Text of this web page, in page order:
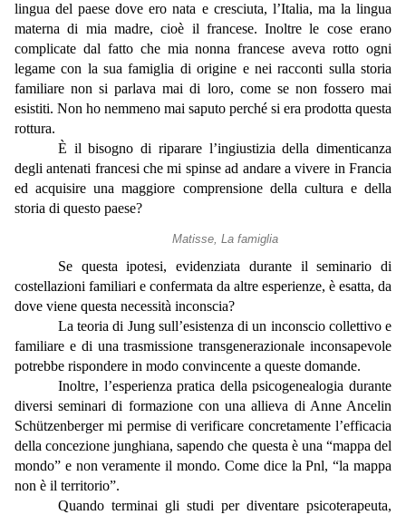
lingua del paese dove ero nata e cresciuta, l’Italia, ma la lingua
materna di mia madre, cioè il francese. Inoltre le cose erano
complicate dal fatto che mia nonna francese aveva rotto ogni
legame con la sua famiglia di origine e nei racconti sulla storia
familiare non si parlava mai di loro, come se non fossero mai
esistiti. Non ho nemmeno mai saputo perché si era prodotta questa
rottura.
È il bisogno di riparare l’ingiustizia della dimenticanza
degli antenati francesi che mi spinse ad andare a vivere in Francia
ed acquisire una maggiore comprensione della cultura e della
storia di questo paese?
Matisse, La famiglia
Se questa ipotesi, evidenziata durante il seminario di
costellazioni familiari e confermata da altre esperienze, è esatta, da
dove viene questa necessità inconscia?
La teoria di Jung sull’esistenza di un inconscio collettivo e
familiare e di una trasmissione transgenerazionale inconsapevole
potrebbe rispondere in modo convincente a queste domande.
Inoltre, l’esperienza pratica della psicogenealogia durante
diversi seminari di formazione con una allieva di Anne Ancelin
Schützenberger mi permise di verificare concretamente l’efficacia
della concezione junghiana, sapendo che questa è una “mappa del
mondo” e non veramente il mondo. Come dice la Pnl, “la mappa
non è il territorio”.
Quando terminai gli studi per diventare psicoterapeuta,